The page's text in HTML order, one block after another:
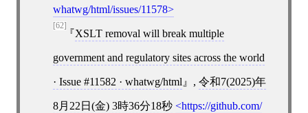
whatwg/html/issues/11578
[62]
XSLT removal will break multiple
government and regulatory sites across the world
· Issue #11582 · whatwg/html , 令和7(2025)年
8月22日(金) 3時36分18秒 https://github.com/